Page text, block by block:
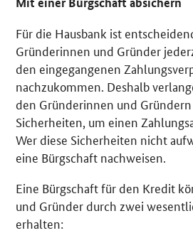
Für die Hausbank ist
Gründerinnen und Gründer
den eingegangenen
nachzukommen. Deshalb
den Gründerinnen und
Sicherheiten, um einen
Wer diese Sicherheiten nicht
eine Bürgschaft nachweisen.
Eine Bürgschaft für den Kredit
und Gründer durch zwei
erhalten: